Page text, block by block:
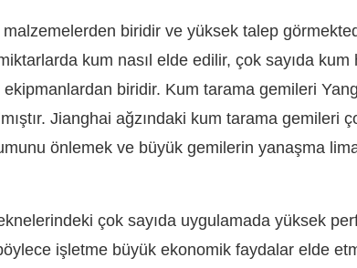
biridir ve yüksek talep
kum nasıl elde edilir, çok sayıda
ekipmanlardan biridir. Kum tarama gemileri
Jianghai ağzındaki kum tarama gemileri
önlemek ve büyük gemilerin yanaşma
çok sayıda uygulamada yüksek
işletme büyük ekonomik faydalar elde